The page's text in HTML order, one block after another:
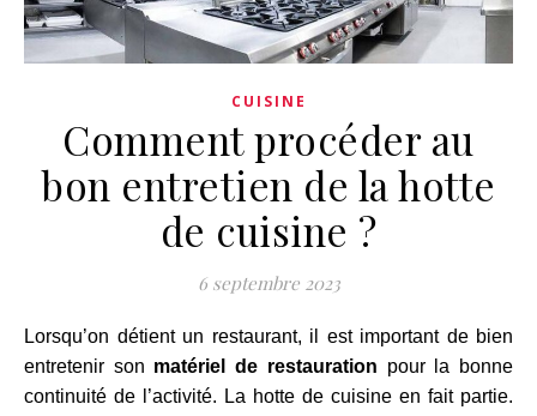
CUISINE
Comment procéder au
bon entretien de la hotte
de cuisine ?
6 septembre 2023
Lorsqu’on détient un restaurant, il est important de bien
entretenir son matériel de restauration pour la bonne
continuité de l’activité. La hotte de cuisine en fait partie.